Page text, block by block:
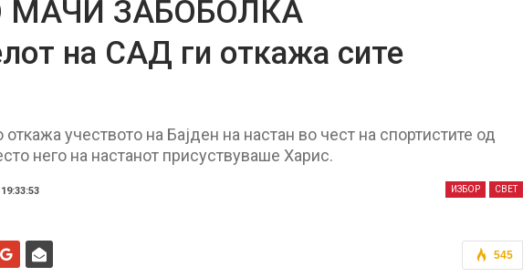
МАЧИ ЗАБОБОЛКА
на САД ги откажа сите
откажа учеството на Бајден на настан во чест на спортистите од
него на настанот присуствуваше Харис.
ИЗБОР СВЕТ
545